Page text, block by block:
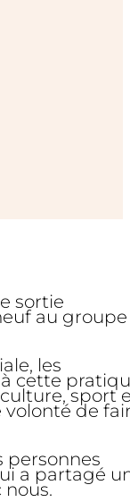
sortie
au groupe
les
cette
sport
volonté de
personnes
a partagé
nous.